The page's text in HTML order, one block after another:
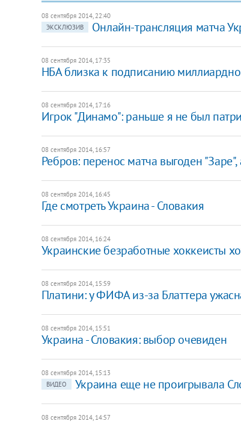
08 сентября 2014, 22:40
ЭКСКЛЮЗИВ
Онлайн-трансляция матча
08 сентября 2014, 17:35
НБА близка к подписанию
08 сентября 2014, 17:16
Игрок "Динамо": раньше я не был
08 сентября 2014, 16:57
Ребров: перенос матча выгоден
08 сентября 2014, 16:45
Где смотреть Украина - Словакия
08 сентября 2014, 16:24
Украинские безработные хоккеисты
08 сентября 2014, 15:59
Платини: у ФИФА из-за Блаттера
08 сентября 2014, 15:51
Украина - Словакия: выбор очевиден
08 сентября 2014, 15:13
ВИДЕО
Украина еще не проигрывала
08 сентября 2014, 14:57